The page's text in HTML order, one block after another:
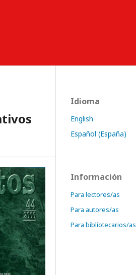
Idioma
English
Español (España)
Información
Para lectores/as
Para autores/as
Para bibliotecarios/as